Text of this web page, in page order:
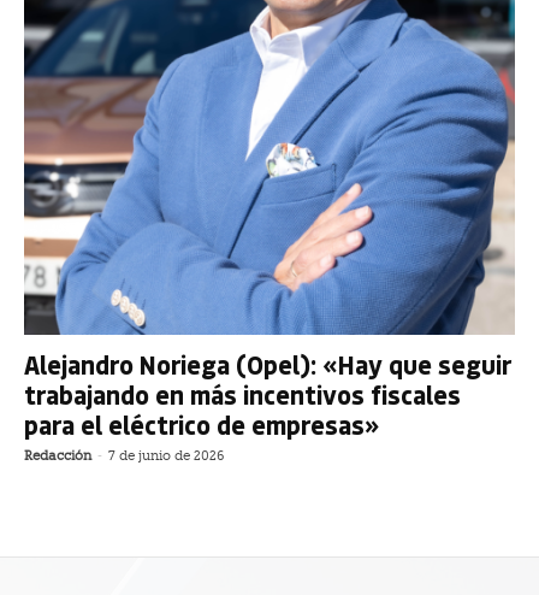
Alejandro Noriega (Opel): «Hay que seguir
trabajando en más incentivos fiscales
para el eléctrico de empresas»
Redacción - 7 de junio de 2026